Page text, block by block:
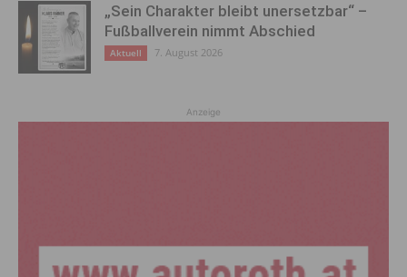
„Sein Charakter bleibt unersetzbar“ –
Fußballverein nimmt Abschied
Aktuell 7. August 2026
Anzeige